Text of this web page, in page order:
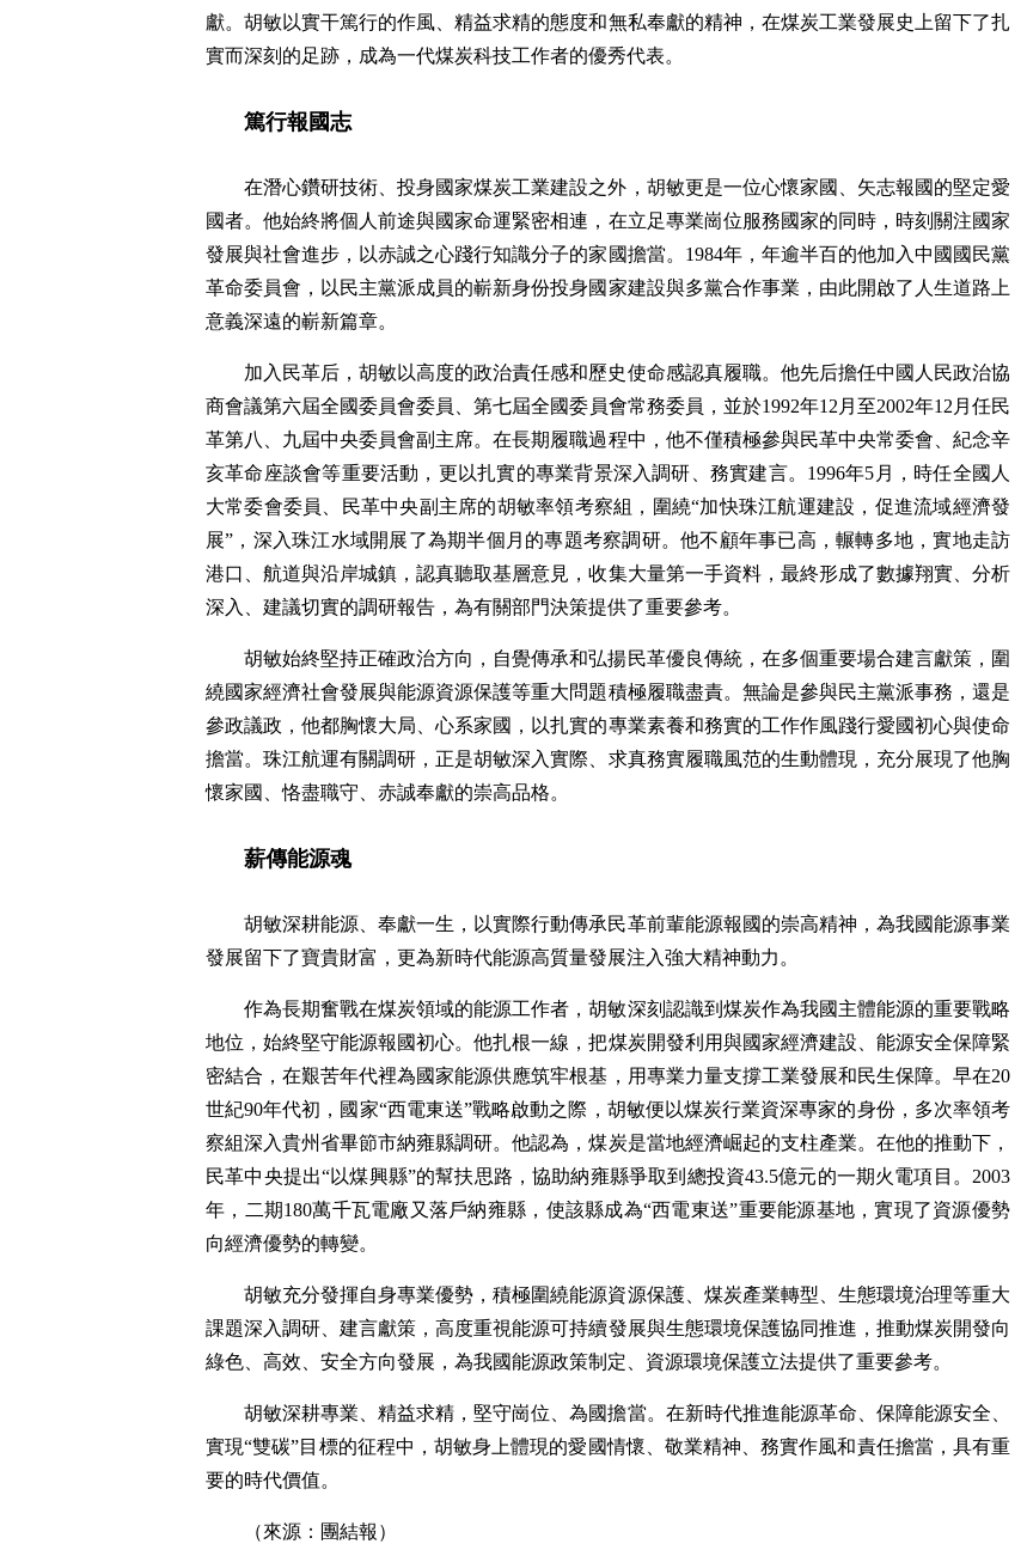
獻。胡敏以實干篤行的作風、精益求精的態度和無私奉獻的精神，在煤炭工業發展史上留下了扎
實而深刻的足跡，成為一代煤炭科技工作者的優秀代表。
篤行報國志
在潛心鑽研技術、投身國家煤炭工業建設之外，胡敏更是一位心懷家國、矢志報國的堅定愛
國者。他始終將個人前途與國家命運緊密相連，在立足專業崗位服務國家的同時，時刻關注國家
發展與社會進步，以赤誠之心踐行知識分子的家國擔當。1984年，年逾半百的他加入中國國民黨
革命委員會，以民主黨派成員的嶄新身份投身國家建設與多黨合作事業，由此開啟了人生道路上
意義深遠的嶄新篇章。
加入民革后，胡敏以高度的政治責任感和歷史使命感認真履職。他先后擔任中國人民政治協
商會議第六屆全國委員會委員、第七屆全國委員會常務委員，並於1992年12月至2002年12月任民
革第八、九屆中央委員會副主席。在長期履職過程中，他不僅積極參與民革中央常委會、紀念辛
亥革命座談會等重要活動，更以扎實的專業背景深入調研、務實建言。1996年5月，時任全國人
大常委會委員、民革中央副主席的胡敏率領考察組，圍繞“加快珠江航運建設，促進流域經濟發
展”，深入珠江水域開展了為期半個月的專題考察調研。他不顧年事已高，輾轉多地，實地走訪
港口、航道與沿岸城鎮，認真聽取基層意見，收集大量第一手資料，最終形成了數據翔實、分析
深入、建議切實的調研報告，為有關部門決策提供了重要參考。
胡敏始終堅持正確政治方向，自覺傳承和弘揚民革優良傳統，在多個重要場合建言獻策，圍
繞國家經濟社會發展與能源資源保護等重大問題積極履職盡責。無論是參與民主黨派事務，還是
參政議政，他都胸懷大局、心系家國，以扎實的專業素養和務實的工作作風踐行愛國初心與使命
擔當。珠江航運有關調研，正是胡敏深入實際、求真務實履職風范的生動體現，充分展現了他胸
懷家國、恪盡職守、赤誠奉獻的崇高品格。
薪傳能源魂
胡敏深耕能源、奉獻一生，以實際行動傳承民革前輩能源報國的崇高精神，為我國能源事業
發展留下了寶貴財富，更為新時代能源高質量發展注入強大精神動力。
作為長期奮戰在煤炭領域的能源工作者，胡敏深刻認識到煤炭作為我國主體能源的重要戰略
地位，始終堅守能源報國初心。他扎根一線，把煤炭開發利用與國家經濟建設、能源安全保障緊
密結合，在艱苦年代裡為國家能源供應筑牢根基，用專業力量支撐工業發展和民生保障。早在20
世紀90年代初，國家“西電東送”戰略啟動之際，胡敏便以煤炭行業資深專家的身份，多次率領考
察組深入貴州省畢節市納雍縣調研。他認為，煤炭是當地經濟崛起的支柱產業。在他的推動下，
民革中央提出“以煤興縣”的幫扶思路，協助納雍縣爭取到總投資43.5億元的一期火電項目。2003
年，二期180萬千瓦電廠又落戶納雍縣，使該縣成為“西電東送”重要能源基地，實現了資源優勢
向經濟優勢的轉變。
胡敏充分發揮自身專業優勢，積極圍繞能源資源保護、煤炭產業轉型、生態環境治理等重大
課題深入調研、建言獻策，高度重視能源可持續發展與生態環境保護協同推進，推動煤炭開發向
綠色、高效、安全方向發展，為我國能源政策制定、資源環境保護立法提供了重要參考。
胡敏深耕專業、精益求精，堅守崗位、為國擔當。在新時代推進能源革命、保障能源安全、
實現“雙碳”目標的征程中，胡敏身上體現的愛國情懷、敬業精神、務實作風和責任擔當，具有重
要的時代價值。
（來源：團結報）